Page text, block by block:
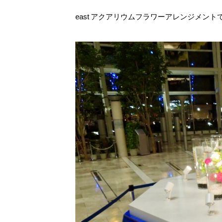
east アクアリウムフラワーアレンジメント